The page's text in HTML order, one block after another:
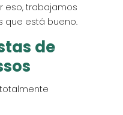
eso, trabajamos
que está bueno.
de